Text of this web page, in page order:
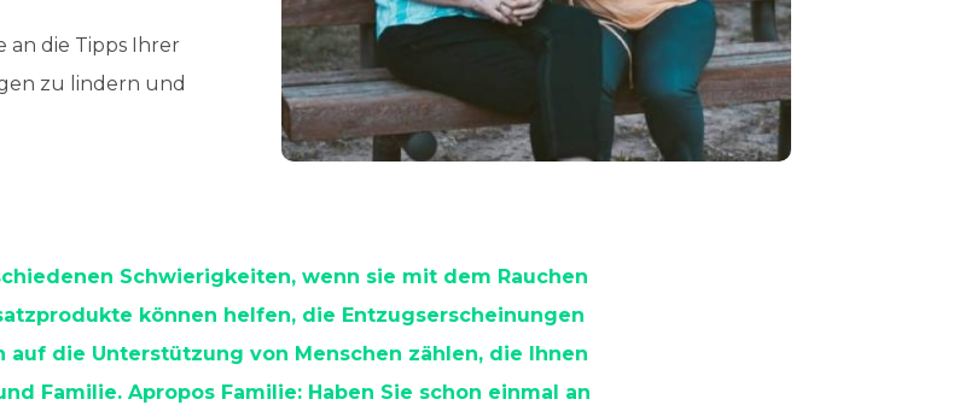
an die Tipps Ihrer
zu lindern und
Schwierigkeiten, wenn sie mit dem Rauchen
können helfen, die Entzugserscheinungen
auf die Unterstützung von Menschen zählen, die Ihnen
Familie. Apropos Familie: Haben Sie schon einmal an